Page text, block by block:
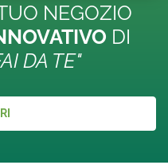
NEGOZIO
DI
DA TE"